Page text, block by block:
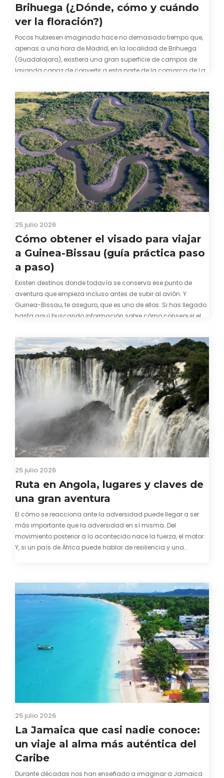
Brihuega (¿Dónde, cómo y cuándo
ver la floración?)
Pocos hubiesen imaginado hace no demasiado tiempo que,
apenas a una hora de Madrid, en la localidad de Brihuega
(Guadalajara), existiera una gran superficie de campos de
lavanda capaz de convertir a esta parte de la comarca de La
25 julio 2026
Cómo obtener el visado para viajar
a Guinea-Bissau (guía práctica paso
a paso)
Existen destinos donde todavía se conserva ese punto de
aventura que empieza incluso antes de subir al avión. Y
Guinea-Bissau, te aseguro, que es uno de ellos. Si has llegado
hasta aquí buscando información sobre cómo conseguir el
hayas encontrado con que…
25 julio 2026
Ruta en Angola, lugares y claves de
una gran aventura
El cómo se reacciona ante la adversidad puede llegar a ser
más importante que la adversidad en sí misma. Del
movimiento posterior a lo acontecido nace la fuerza, el motor.
Y, si un país de África puede hablar de resiliencia y una
25 julio 2026
La Jamaica que casi nadie conoce:
un viaje al alma más auténtica del
Caribe
Durante décadas nos han enseñado a imaginar a Jamaica